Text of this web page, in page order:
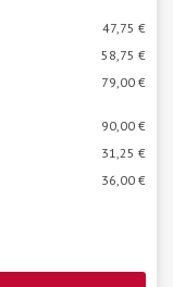
47,75 €
58,75 €
79,00 €
90,00 €
31,25 €
36,00 €